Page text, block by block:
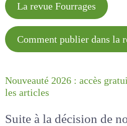
La revue Fourrages
Comment publier dans
Nouveauté 2026 : accès